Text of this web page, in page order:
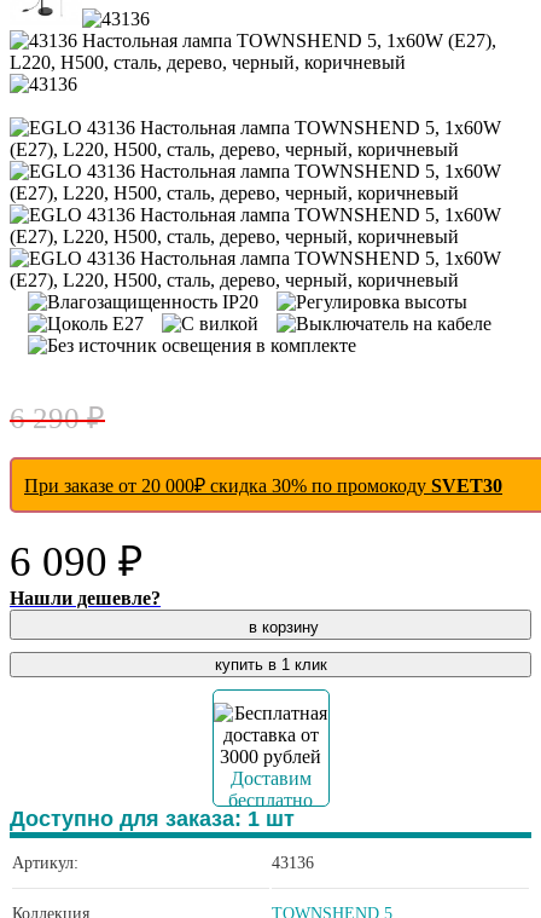
6 290 ₽
При заказе от 20 000₽ скидка 30% по промокоду SVET30
6 090 ₽
Нашли дешевле?
в корзину
купить в 1 клик
Доставим
бесплатно
Доступно для заказа: 1 шт
Артикул: 43136
Коллекция TOWNSHEND 5